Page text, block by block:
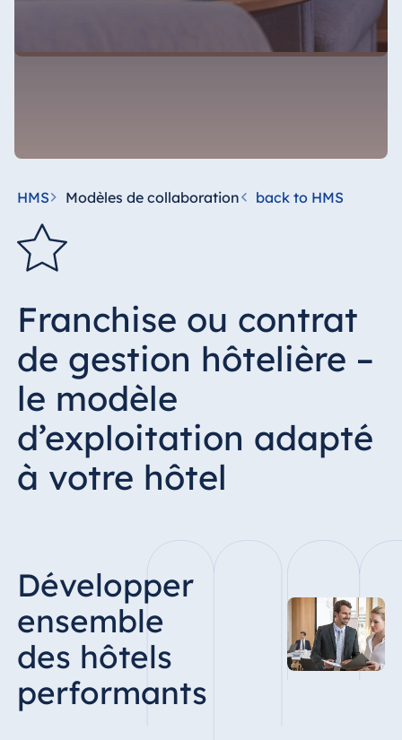
HMS Modèles de collaboration back to HMS
Franchise ou contrat
de gestion hôtelière –
le modèle
d’exploitation adapté
à votre hôtel
Développer
ensemble
des hôtels
performants